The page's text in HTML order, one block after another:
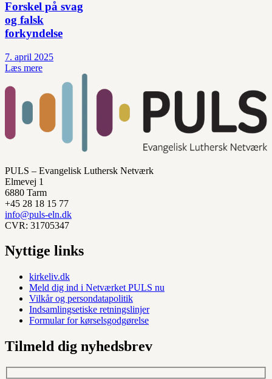
Forskel på svag
og falsk
forkyndelse
7. april 2025
Læs mere
PULS – Evangelisk Luthersk Netværk
Elmevej 1
6880 Tarm
+45 28 18 15 77
info@puls-eln.dk
CVR: 31705347
Nyttige links
kirkeliv.dk
Meld dig ind i Netværket PULS nu
Vilkår og persondatapolitik
Indsamlingsetiske retningslinjer
Formular for kørselsgodgørelse
Tilmeld dig nyhedsbrev